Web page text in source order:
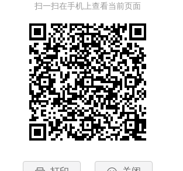
扫一扫在手机上查看当前页面